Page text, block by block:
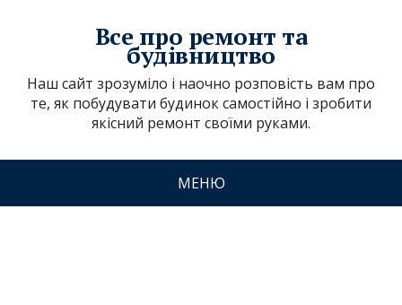
Все про ремонт та
будівництво
Наш сайт зрозуміло і наочно розповість вам про
те, як побудувати будинок самостійно і зробити
якісний ремонт своїми руками.
МЕНЮ